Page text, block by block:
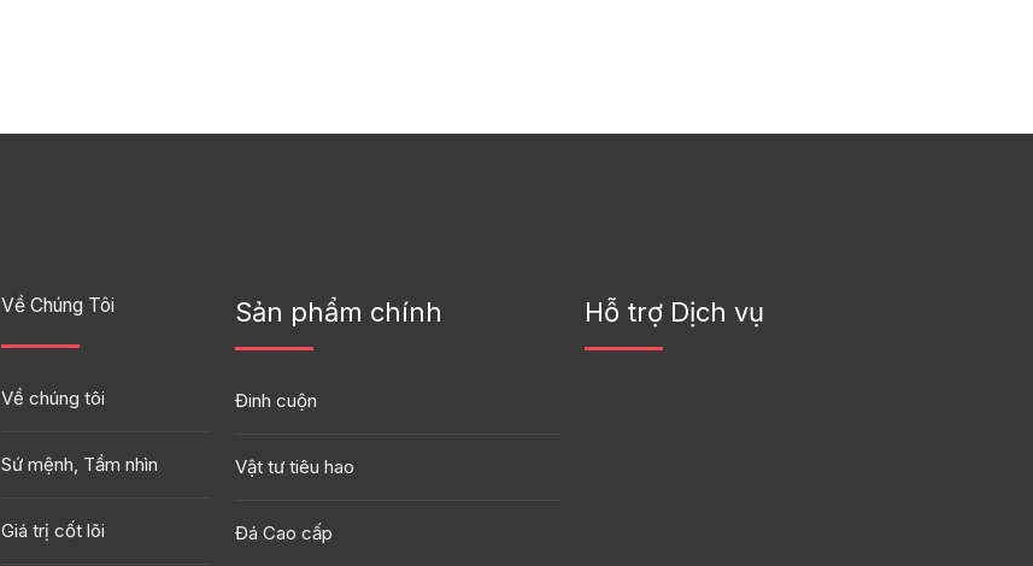
Về Chúng Tôi
Về chúng tôi
Sứ mệnh, Tầm nhìn
Giá trị cốt lõi
Sản phẩm chính
Đinh cuộn
Vật tư tiêu hao
Đá Cao cấp
Hỗ trợ Dịch vụ